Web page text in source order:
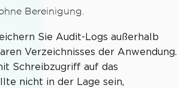
new
Bereinigung.
Sie Audit-Logs außerhalb
Verzeichnisses der Anwendung.
Schreibzugriff auf das
nicht in der Lage sein,